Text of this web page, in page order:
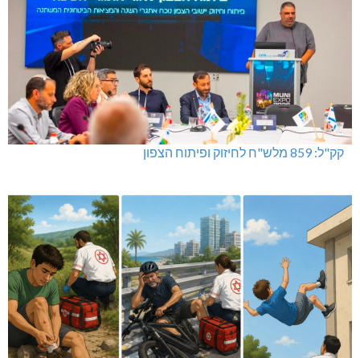
קק"ל: 859 מלש"ח לחיזוק ופיתוח הצפון